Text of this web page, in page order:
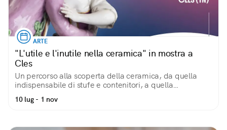
ARTE
"L'utile e l'inutile nella ceramica" in mostra a
Cles
Un percorso alla scoperta della ceramica, da quella
indispensabile di stufe e contenitori, a quella
10 lug - 1 nov